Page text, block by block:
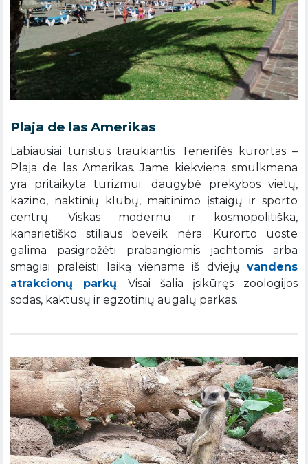
Plaja de las Amerikas
Labiausiai turistus traukiantis Tenerifės kurortas –
Plaja de las Amerikas. Jame kiekviena smulkmena
yra pritaikyta turizmui: daugybė prekybos vietų,
kazino, naktinių klubų, maitinimo įstaigų ir sporto
centrų. Viskas modernu ir kosmopolitiška,
kanarietiško stiliaus beveik nėra. Kurorto uoste
galima pasigrožėti prabangiomis jachtomis arba
smagiai praleisti laiką viename iš dviejų vandens
atrakcionų parkų. Visai šalia įsikūręs zoologijos
sodas, kaktusų ir egzotinių augalų parkas.